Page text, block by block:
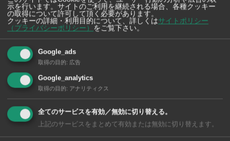
ける前に知っておき
たいこと！ タイ・
示を行います。サイトのご利用を継続される場合、各種クッキー
の取得について許可して頂く必要があります。
クッキーの詳細・利用目的について、詳しくはサイトポリシー
（プライバシーポリシー）
をご覧下さい。
Google_ads
取得の目的: 広告
Google_analytics
取得の目的: アナリティクス
全てのサービスを有効／無効に切り替える。
上記のサービスをまとめて有効または無効に切り替えます。